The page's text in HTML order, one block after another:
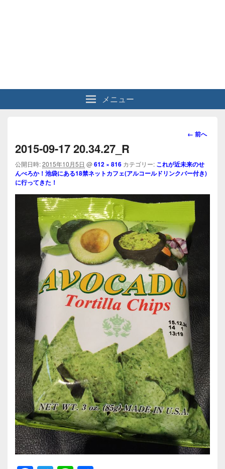
メニュー
画
ビ
ゲ
シ
ョ
ン
← 前へ
2015-09-17 20.34.27_R
公開日時:2015年10月5日 @612 × 816 カテゴリー: これが近未来のせ
んべろか！池袋にある18禁ネットカフェ(アルコールドリンクバー付き)
に行ってきた！